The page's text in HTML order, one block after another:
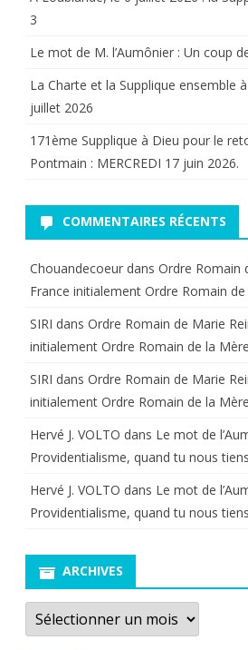
3
Le mot de M. l’Aumônier : Un coup
La Charte et la Supplique ensemble
juillet 2026
171ème Supplique à Dieu pour le
Pontmain : MERCREDI 17 juin 2026.
COMMENTAIRES RÉCENTS
Chouandecoeur dans Ordre Romain
France initialement Ordre Romain
SIRI dans Ordre Romain de Marie
initialement Ordre Romain de la
SIRI dans Ordre Romain de Marie
initialement Ordre Romain de la
Hervé J. VOLTO dans Le mot de
Providentialisme, quand tu nous
Hervé J. VOLTO dans Le mot de
Providentialisme, quand tu nous
ARCHIVES
Archives